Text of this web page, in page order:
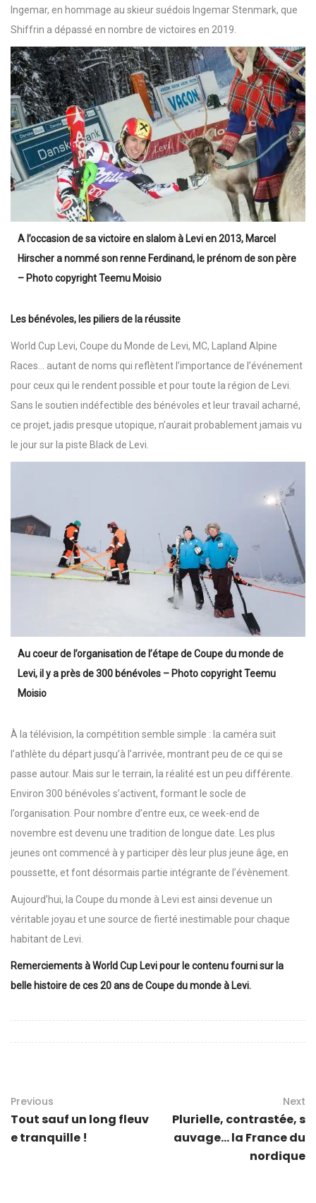
Ingemar, en hommage au skieur suédois Ingemar Stenmark, que
Shiffrin a dépassé en nombre de victoires en 2019.
A l’occasion de sa victoire en slalom à Levi en 2013, Marcel
Hirscher a nommé son renne Ferdinand, le prénom de son père
– Photo copyright Teemu Moisio
Les bénévoles, les piliers de la réussite
World Cup Levi, Coupe du Monde de Levi, MC, Lapland Alpine
Races… autant de noms qui reflètent l’importance de l’événement
pour ceux qui le rendent possible et pour toute la région de Levi.
Sans le soutien indéfectible des bénévoles et leur travail acharné,
ce projet, jadis presque utopique, n’aurait probablement jamais vu
le jour sur la piste Black de Levi.
Au coeur de l’organisation de l’étape de Coupe du monde de
Levi, il y a près de 300 bénévoles – Photo copyright Teemu
Moisio
À la télévision, la compétition semble simple : la caméra suit
l’athlète du départ jusqu’à l’arrivée, montrant peu de ce qui se
passe autour. Mais sur le terrain, la réalité est un peu différente.
Environ 300 bénévoles s’activent, formant le socle de
l’organisation. Pour nombre d’entre eux, ce week-end de
novembre est devenu une tradition de longue date. Les plus
jeunes ont commencé à y participer dès leur plus jeune âge, en
poussette, et font désormais partie intégrante de l’évènement.
Aujourd’hui, la Coupe du monde à Levi est ainsi devenue un
véritable joyau et une source de fierté inestimable pour chaque
habitant de Levi.
Remerciements à World Cup Levi pour le contenu fourni sur la
belle histoire de ces 20 ans de Coupe du monde à Levi.
Previous
Tout sauf un long fleuv
e tranquille !
Next
Plurielle, contrastée, s
auvage… la France du
nordique